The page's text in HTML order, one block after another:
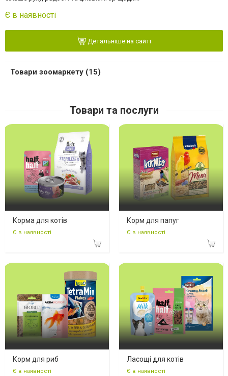
Є в наявності
Детальніше на сайті
Товари зоомаркету (15)
Товари та послуги
Корма для котів
Є в наявності
Корм для папуг
Є в наявності
Корм для риб
Є в наявності
Ласощі для котів
Є в наявності